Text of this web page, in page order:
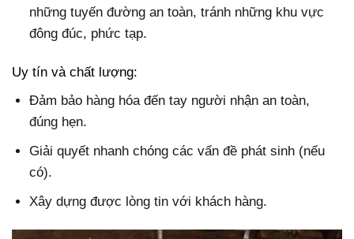
những tuyến đường an toàn, tránh những khu vực
đông đúc, phức tạp.
Uy tín và chất lượng:
Đảm bảo hàng hóa đến tay người nhận an toàn,
đúng hẹn.
Giải quyết nhanh chóng các vấn đề phát sinh (nếu
có).
Xây dựng được lòng tin với khách hàng.